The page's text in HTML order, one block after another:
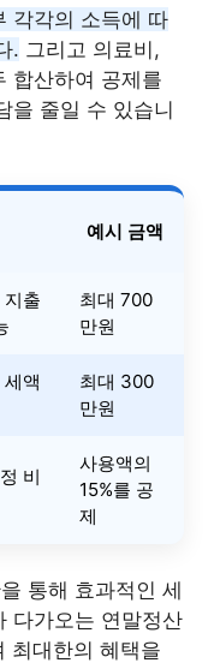
각각의 소득에 따
. 그리고 의료비,
합산하여 공제를
을 줄일 수 있습니
예시 금액
출
최대 700
만원
액
최대 300
만원
비
사용액의
15%를 공
제
통해 효과적인 세
다가오는 연말정산
최대한의 혜택을